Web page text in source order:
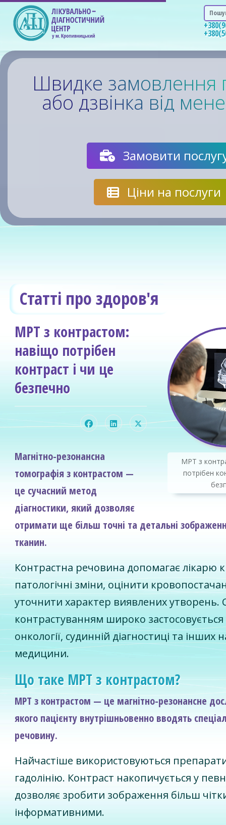
Швидке замовлення
або дзвінка від
Замовити
Ціни на послуги
Статті про здоров'я
МРТ з
потрібен
МРТ з контрастом:
навіщо потрібен
контраст і чи це
безпечно
Магнітно-резонансна
томографія з контрастом —
це сучасний метод
діагностики, який дозволяє
отримати ще більш точні та детальні
тканин.
Контрастна речовина допомагає лікарю
патологічні зміни, оцінити
уточнити характер виявлених
контрастуванням широко застосовується
онкології, судинній діагностиці та інших
медицини.
Що таке МРТ з контрастом?
МРТ з контрастом — це магнітно-резонансне
якого пацієнту внутрішньовенно вводять
речовину.
Найчастіше використовуються
гадолінію. Контраст накопичується у
дозволяє зробити зображення більш
інформативними.